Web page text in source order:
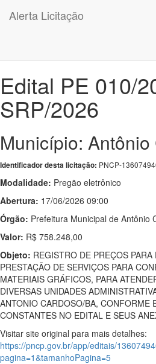
Alerta Licitação
Edital PE 010/
SRP/2026
Município:
Identificador desta licitação: PNCP-
Modalidade: Pregão eletrônico
Abertura: 17/06/2026 09:00
Órgão: Prefeitura Municipal de Antônio
Valor: R$ 758.248,00
Objeto: REGISTRO DE PREÇOS
PRESTAÇÃO DE SERVIÇOS PARA
MATERIAIS GRÁFICOS, PARA
DIVERSAS UNIDADES
ANTONIO CARDOSO/BA, CONFORME
CONSTANTES NO EDITAL E SEUS
Visitar site original para mais detalhes:
https://pncp.gov.br/app/editais/
pagina=1&tamanhoPagina=5